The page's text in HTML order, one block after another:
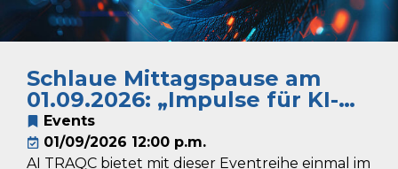
Schlaue Mittagspause am
01.09.2026: „Impulse für KI-
Anwendungen im
Sozialwesen: Zwischen
Einsatzfeldern und sozialer
Events
01/09/2026 12:00 p.m.
AI TRAQC bietet mit dieser Eventreihe einmal im